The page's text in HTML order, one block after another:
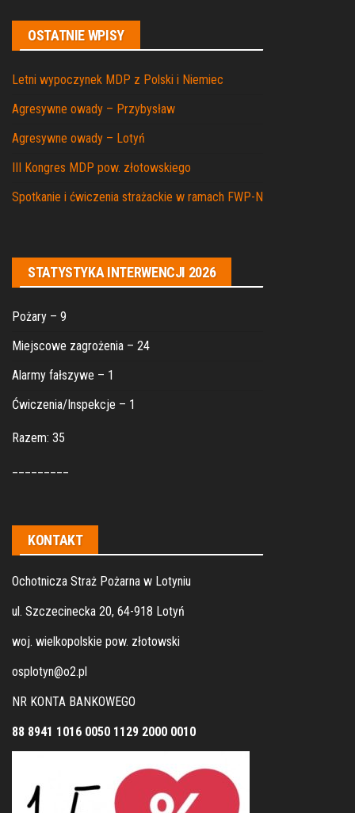
OSTATNIE WPISY
Letni wypoczynek MDP z Polski i Niemiec
Agresywne owady – Przybysław
Agresywne owady – Lotyń
III Kongres MDP pow. złotowskiego
Spotkanie i ćwiczenia strażackie w ramach FWP-N
STATYSTYKA INTERWENCJI 2026
Pożary – 9
Miejscowe zagrożenia – 24
Alarmy fałszywe – 1
Ćwiczenia/Inspekcje – 1
Razem: 35
KONTAKT
Ochotnicza Straż Pożarna w Lotyniu
ul. Szczecinecka 20, 64-918 Lotyń
woj. wielkopolskie pow. złotowski
osplotyn@o2.pl
NR KONTA BANKOWEGO
88 8941 1016 0050 1129 2000 0010